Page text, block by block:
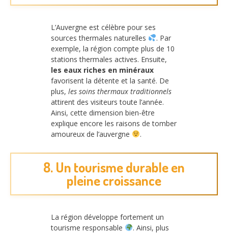
L’Auvergne est célèbre pour ses
sources thermales naturelles
. Par
exemple, la région compte plus de 10
stations thermales actives. Ensuite,
les eaux riches en minéraux
favorisent la détente et la santé. De
plus, les soins thermaux traditionnels
attirent des visiteurs toute l’année.
Ainsi, cette dimension bien-être
explique encore les raisons de tomber
amoureux de l’auvergne
.
8. Un tourisme durable en
pleine croissance
La région développe fortement un
tourisme responsable
. Ainsi, plus